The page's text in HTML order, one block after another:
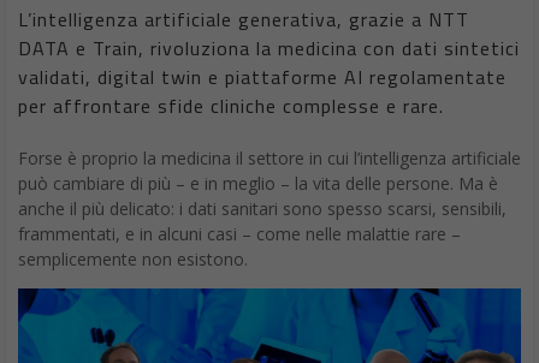
L’intelligenza artificiale generativa, grazie a NTT
DATA e Train, rivoluziona la medicina con dati sintetici
validati, digital twin e piattaforme AI regolamentate
per affrontare sfide cliniche complesse e rare.
Forse è proprio la medicina il settore in cui l’intelligenza artificiale
può cambiare di più – e in meglio – la vita delle persone. Ma è
anche il più delicato: i dati sanitari sono spesso scarsi, sensibili,
frammentati, e in alcuni casi – come nelle malattie rare –
semplicemente non esistono.